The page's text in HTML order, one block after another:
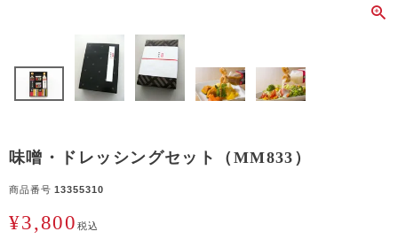
味噌・ドレッシングセット（MM833）
商品番号 13355310
¥3,800税込